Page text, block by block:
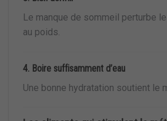
Le manque de sommeil perturbe
au poids.
4. Boire suffisamment d’eau
Une bonne hydratation soutient le